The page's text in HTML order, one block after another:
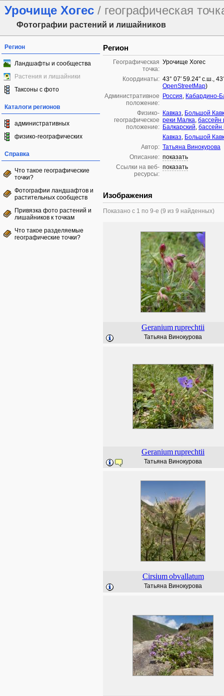
Урочище Хогес / географическая
Фотографии растений и лишайников
Регион
Ландшафты и сообщества
Растения и лишайники
Таксоны с фото
Каталоги регионов
административных
физико-географических
Справка
Что такое географические
точки?
Фотографии ландшафтов и
растительных сообществ
Привязка фото растений и
лишайников к точкам
Что такое разделяемые
географические точки?
Регион
Географическая
точка:
Урочище Хогес
Координаты: 43° 07′ 59.24″ с.ш.,
OpenStreetMap)
Административное
положение:
Россия, Кабардино-
Физико-
географическое
положение:
Кавказ, Большой
реки Малка, бассейн
Балкарский, бассейн
Кавказ, Большой
Автор: Татьяна Винокурова
Описание: показать
Ссылки на веб-
ресурсы:
показать
Изображения
Показано с 1 по 9-е (9 из 9 найденных)
Geraniumruprechtii
Татьяна Винокурова
Geraniumruprechtii
Татьяна Винокурова
Cirsium obvallatum
Татьяна Винокурова